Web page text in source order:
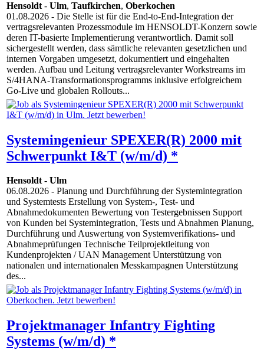
Hensoldt- Ulm, Taufkirchen, Oberkochen
01.08.2026 - Die Stelle ist für die End-to-End-Integration der
vertragsrelevanten Prozessmodule im HENSOLDT-Konzern sowie
deren IT-basierte Implementierung verantwortlich. Damit soll
sichergestellt werden, dass sämtliche relevanten gesetzlichen und
internen Vorgaben umgesetzt, dokumentiert und eingehalten
werden. Aufbau und Leitung vertragsrelevanter Workstreams im
S/4HANA-Transformationsprogramms inklusive erfolgreichem
Go-Live und globalen Rollouts...
Systemingenieur SPEXER(R) 2000 mit
Schwerpunkt I&T (w/m/d) *
Hensoldt- Ulm
06.08.2026 - Planung und Durchführung der Systemintegration
und Systemtests Erstellung von System-, Test- und
Abnahmedokumenten Bewertung von Testergebnissen Support
von Kunden bei Systemintegration, Tests und Abnahmen Planung,
Durchführung und Auswertung von Systemverifikations- und
Abnahmeprüfungen Technische Teilprojektleitung von
Kundenprojekten / UAN Management Unterstützung von
nationalen und internationalen Messkampagnen Unterstützung
des...
Projektmanager Infantry Fighting
Systems (w/m/d) *